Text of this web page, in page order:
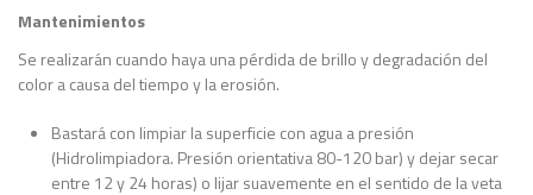
Mantenimientos
Se realizarán cuando haya una pérdida de brillo y degradación del
color a causa del tiempo y la erosión.
Bastará con limpiar la superficie con agua a presión
(Hidrolimpiadora. Presión orientativa 80-120 bar) y dejar secar
entre 12 y 24 horas) o lijar suavemente en el sentido de la veta